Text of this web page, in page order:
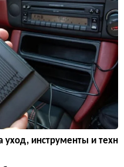
уход, инструменты и техн